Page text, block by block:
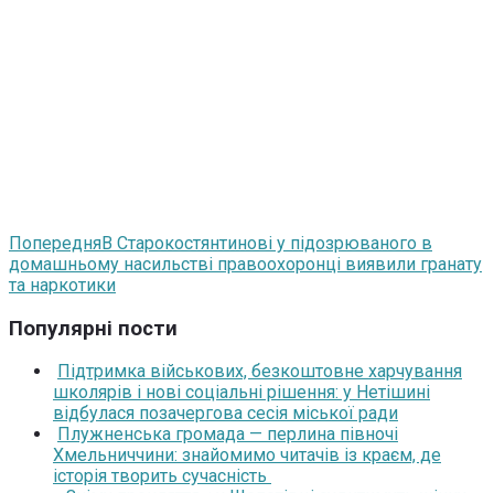
ПопередняВ Старокостянтинові у підозрюваного в
домашньому насильстві правоохоронці виявили гранату
та наркотики
Популярні пости
Підтримка військових, безкоштовне харчування
школярів і нові соціальні рішення: у Нетішині
відбулася позачергова сесія міської ради
Плужненська громада — перлина півночі
Хмельниччини: знайомимо читачів із краєм, де
історія творить сучасність